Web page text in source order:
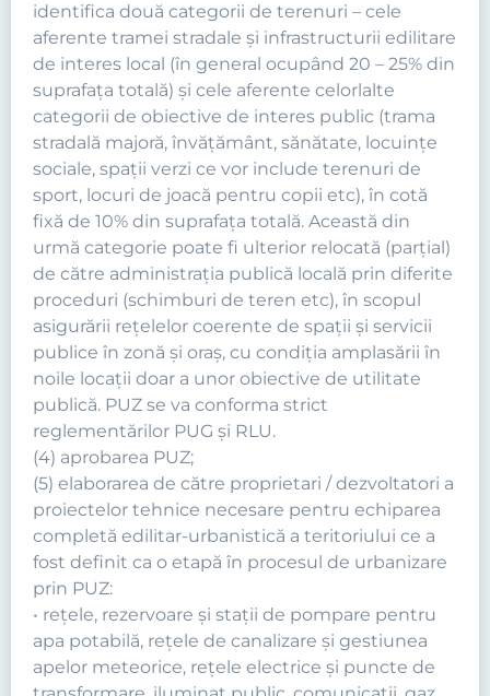
identifica două categorii de terenuri – cele
aferente tramei stradale şi infrastructurii edilitare
de interes local (în general ocupând 20 – 25% din
suprafaţa totală) şi cele aferente celorlalte
categorii de obiective de interes public (trama
stradală majoră, învăţământ, sănătate, locuinţe
sociale, spaţii verzi ce vor include terenuri de
sport, locuri de joacă pentru copii etc), în cotă
fixă de 10% din suprafaţa totală. Această din
urmă categorie poate fi ulterior relocată (parţial)
de către administraţia publică locală prin diferite
proceduri (schimburi de teren etc), în scopul
asigurării reţelelor coerente de spaţii şi servicii
publice în zonă şi oraş, cu condiţia amplasării în
noile locaţii doar a unor obiective de utilitate
publică. PUZ se va conforma strict
reglementărilor PUG şi RLU.
(4) aprobarea PUZ;
(5) elaborarea de către proprietari / dezvoltatori a
proiectelor tehnice necesare pentru echiparea
completă edilitar-urbanistică a teritoriului ce a
fost definit ca o etapă în procesul de urbanizare
prin PUZ:
• reţele, rezervoare şi staţii de pompare pentru
apa potabilă, reţele de canalizare şi gestiunea
apelor meteorice, reţele electrice şi puncte de